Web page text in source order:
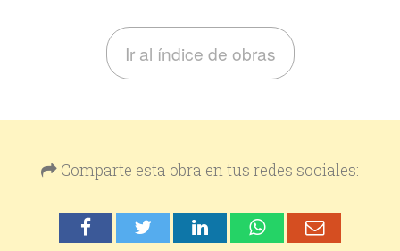
Ir al índice de obras
Comparte esta obra en tus redes sociales: